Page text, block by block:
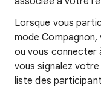
Lorsque vous
mode
ou vous connecter
vous signalez
liste des